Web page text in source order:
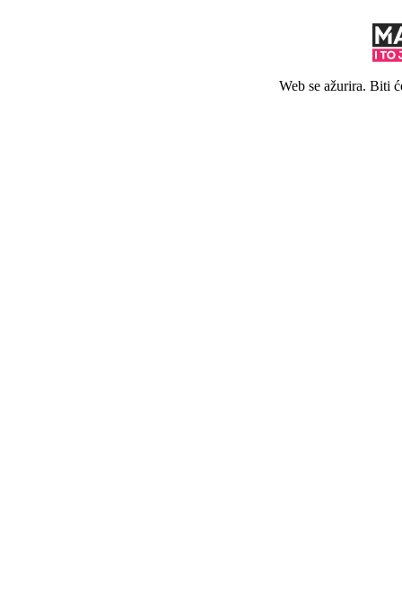
Web se ažurira. Biti